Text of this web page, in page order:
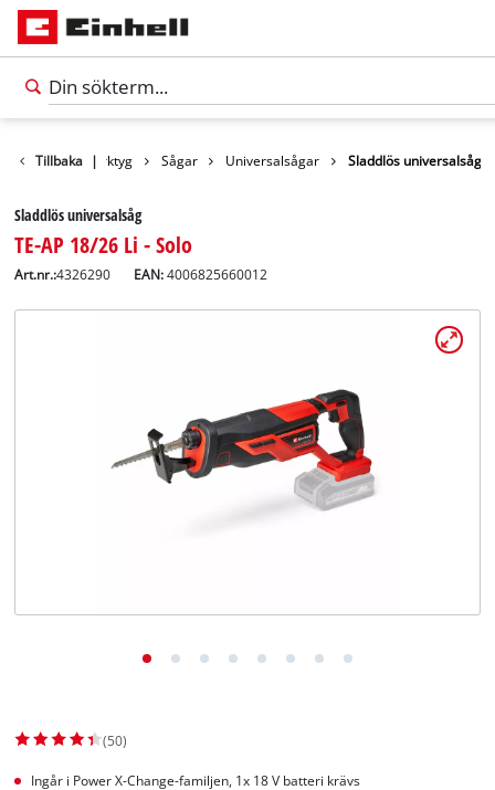
Tillbaka |Verktyg Sågar Universalsågar Sladdlös universalsåg
Sladdlös universalsåg
TE-AP 18/26 Li - Solo
Art.nr.:4326290 EAN:4006825660012
(50)
Ingår i Power X-Change-familjen, 1x 18 V batteri krävs